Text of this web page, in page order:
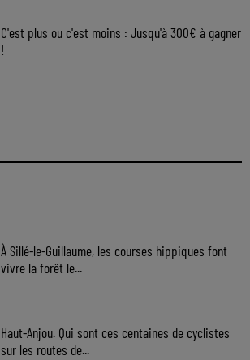
C'est plus ou c'est moins : Jusqu'à 300€ à gagner
!
À Sillé-le-Guillaume, les courses hippiques font
vivre la forêt le...
Haut-Anjou. Qui sont ces centaines de cyclistes
sur les routes de...